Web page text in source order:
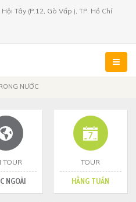
Tây (P.12, Gò Vấp ), TP. Hồ Chí
NƯỚC
TOUR
NGOÀI
TOUR
HẰNG TUẦN